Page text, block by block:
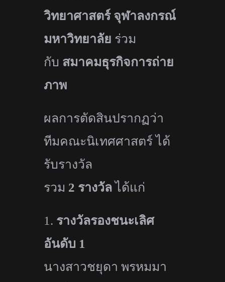
วิทยาศาสตร์ จุฬาลงกรณ์
มหาวิทยาลัย ร่วม
กับ สมาคมธุรกิจการถ่าย
ภาพ
ผลการตัดสินปรากฏว่า
ทีมคณะนิเทศศาสตร์ ได้
รับรางวัล
รวม 2 รางวัลได้แก่
1. รางวัลรองชนะเลิศ
อันดับ 1
นางสาวชยุดา พรหมมา